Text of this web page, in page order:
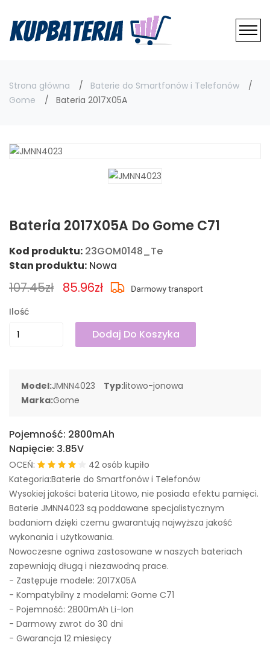
Strona główna
Baterie do Smartfonów i Telefonów
Gome
Bateria 2017X05A
Bateria 2017X05A Do Gome C71
Kod produktu: 23GOM0148_Te
Stan produktu: Nowa
107.45zł 85.96zł
Ilość
Dodaj Do Koszyka
Model:JMNN4023 Typ:litowo-jonowa
Marka:Gome
Pojemność: 2800mAh
Napięcie: 3.85V
OCEŃ:
42 osób kupiło
Kategoria:Baterie do Smartfonów i Telefonów
Wysokiej jakości bateria Litowo, nie posiada efektu pamięci.
Baterie JMNN4023 są poddawane specjalistycznym
badaniom dzięki czemu gwarantują najwyższa jakość
wykonania i użytkowania.
Nowoczesne ogniwa zastosowane w naszych bateriach
zapewniają długą i niezawodną prace.
- Zastępuje modele: 2017X05A
- Kompatybilny z modelami: Gome C71
- Pojemność: 2800mAh Li-Ion
- Darmowy zwrot do 30 dni
- Gwarancja 12 miesięcy